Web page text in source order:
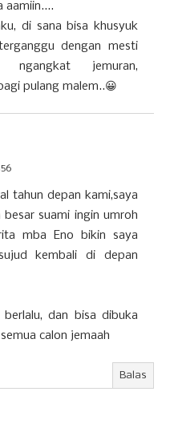
aamiin....
di sana bisa khusyuk
dengan mesti
ngangkat jemuran,
pulang malem..😀
tahun depan kami,saya
suami ingin umroh
mba Eno bikin saya
kembali di depan
dan bisa dibuka
calon jemaah
Balas